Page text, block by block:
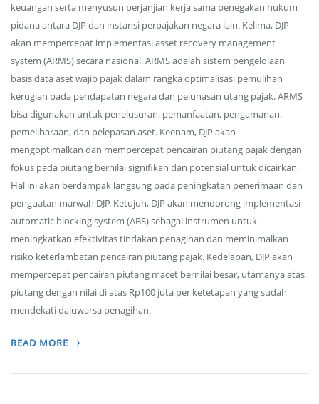
keuangan serta menyusun perjanjian kerja sama penegakan hukum
pidana antara DJP dan instansi perpajakan negara lain. Kelima, DJP
akan mempercepat implementasi asset recovery management
system (ARMS) secara nasional. ARMS adalah sistem pengelolaan
basis data aset wajib pajak dalam rangka optimalisasi pemulihan
kerugian pada pendapatan negara dan pelunasan utang pajak. ARMS
bisa digunakan untuk penelusuran, pemanfaatan, pengamanan,
pemeliharaan, dan pelepasan aset. Keenam, DJP akan
mengoptimalkan dan mempercepat pencairan piutang pajak dengan
fokus pada piutang bernilai signifikan dan potensial untuk dicairkan.
Hal ini akan berdampak langsung pada peningkatan penerimaan dan
penguatan marwah DJP. Ketujuh, DJP akan mendorong implementasi
automatic blocking system (ABS) sebagai instrumen untuk
meningkatkan efektivitas tindakan penagihan dan meminimalkan
risiko keterlambatan pencairan piutang pajak. Kedelapan, DJP akan
mempercepat pencairan piutang macet bernilai besar, utamanya atas
piutang dengan nilai di atas Rp100 juta per ketetapan yang sudah
mendekati daluwarsa penagihan.
READ MORE